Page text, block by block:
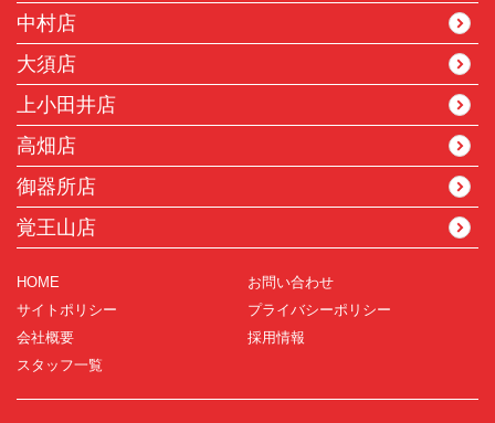
中村店
大須店
上小田井店
高畑店
御器所店
覚王山店
HOME
お問い合わせ
サイトポリシー
プライバシーポリシー
会社概要
採用情報
スタッフ一覧